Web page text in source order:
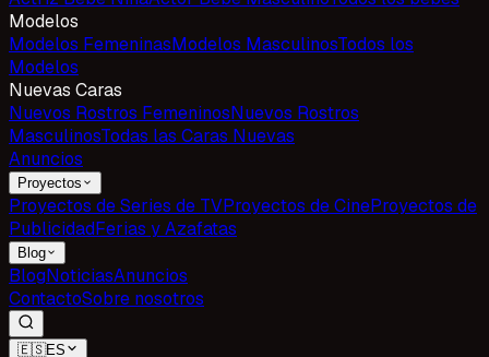
Modelos
Modelos FemeninasModelos MasculinosTodos los
Modelos
Nuevas Caras
Nuevos Rostros FemeninosNuevos Rostros
MasculinosTodas las Caras Nuevas
Anuncios
Proyectos
Proyectos de Series de TVProyectos de CineProyectos de
PublicidadFerias y Azafatas
Blog
BlogNoticiasAnuncios
ContactoSobre nosotros
🇪🇸ES